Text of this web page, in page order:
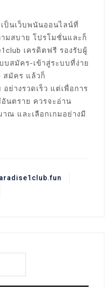
ป็นเว็บพนันออนไลน์ที่
มสบาย โปรโมชั่นและก็
เครดิตฟรี รองรับผู้
บสมัคร-เข้าสู่ระบบที่ง่าย
สมัคร แล้วก็
ย่างรวดเร็ว แต่เพื่อการ
นตราย ควรจะอ่าน
ณ และเลือกเกมอย่างมี